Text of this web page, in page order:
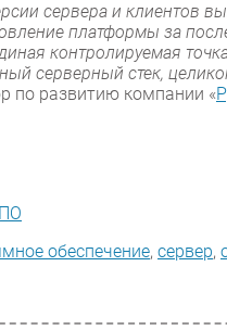
сервера и клиентов
платформы за
контролируемая
серверный стек,
по развитию компании «
ПО
обеспечение, сервер,